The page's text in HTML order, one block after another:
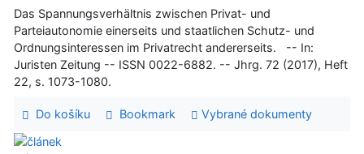
Das Spannungsverhältnis zwischen Privat- und
Parteiautonomie einerseits und staatlichen Schutz- und
Ordnungsinteressen im Privatrecht andererseits. -- In:
Juristen Zeitung -- ISSN 0022-6882. -- Jhrg. 72 (2017), Heft
22, s. 1073-1080.
Do košíku Bookmark Vybrané dokumenty